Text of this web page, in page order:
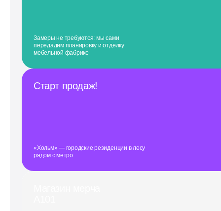
Замеры не требуются: мы сами
передадим планировку и отделку
мебельной фабрике
Старт продаж!
«Хольм» — городские резиденции в лесу
рядом с метро